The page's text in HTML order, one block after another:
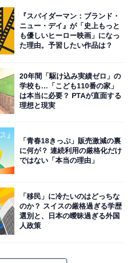
NGです。
できるような仕組みがありま
いということは、別々に購入
れません。勝手に同梱するの
ることにもつながってしまい
必ず購入者に連絡をして承諾
合は購入者の承諾があったと
きません。そのため発送方法
ります。それに匿名配送が使
めるべきケースの方が多いよ
『スパイダーマン：ブランド・
ニュー・デイ』が「史上もっと
も優しいヒーロー映画」になっ
た理由。予習したい作品は？
20年間「駆け込み実績ゼロ」の
学校も…「こども110番の家」
は本当に必要？ PTAが直面する
理想と現実
「青春18きっぷ」販売激減の裏
に何が？ 連続利用の厳格化だけ
ではない「本当の理由」
「移民」に冷たいのはどっちな
のか？ スイスの厳格過ぎる学歴
選別と、日本の曖昧過ぎる外国
人政策